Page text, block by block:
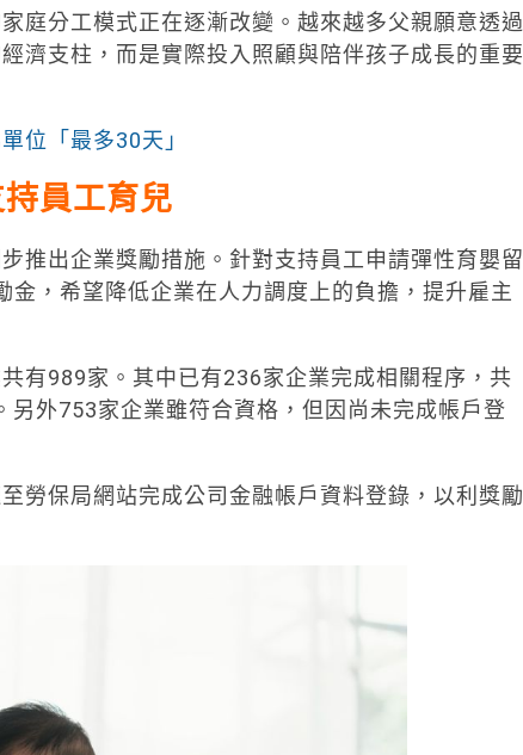
庭分工模式正在逐漸改變。越來越多父親願意透過
濟支柱，而是實際投入照顧與陪伴孩子成長的重要
位「最多30天」
員工育兒
推出企業獎勵措施。針對支持員工申請彈性育嬰留
，希望降低企業在人力調度上的負擔，提升雇主
有989家。其中已有236家企業完成相關程序，共
外753家企業雖符合資格，但因尚未完成帳戶登
勞保局網站完成公司金融帳戶資料登錄，以利獎勵